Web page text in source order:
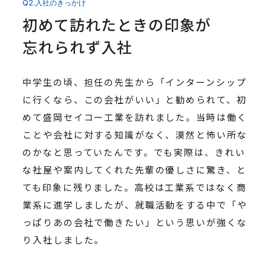
Q2.入社のきっかけ
初めて訪れたときの印象が
忘れられず入社
中学生の頃、担任の先生から「インターンシップ
に行くなら、この会社がいい」と勧められて、初
めて盛岡セイコー工業を訪れました。当時は働く
ことや会社に対する知識がなく、漠然と怖い所な
のかなと思っていたんです。でも実際は、きれい
な社屋や案内してくれた先輩の優しさに驚き、と
ても印象に残りました。高校は工業系ではなく商
業系に進学しましたが、就職活動をする中で「や
っぱりあの会社で働きたい」という思いが強くな
り入社しました。